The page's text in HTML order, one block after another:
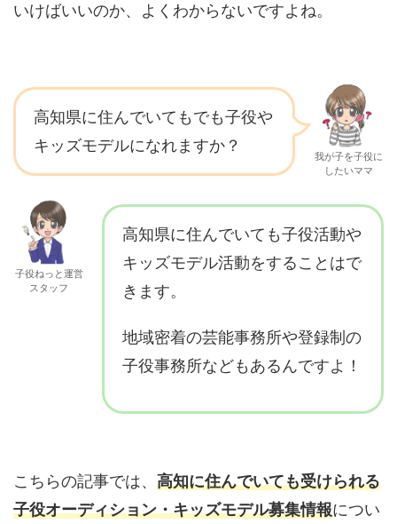
いけばいいのか、よくわからないですよね。
高知県に住んでいてもでも子役や
キッズモデルになれますか？
我が子を子役に
したいママ
子役ねっと運営
スタッフ
高知県に住んでいても子役活動や
キッズモデル活動をすることはで
きます。
地域密着の芸能事務所や登録制の
子役事務所などもあるんですよ！
こちらの記事では、 高知に住んでいても受けられる
子役オーディション・キッズモデル募集情報につい